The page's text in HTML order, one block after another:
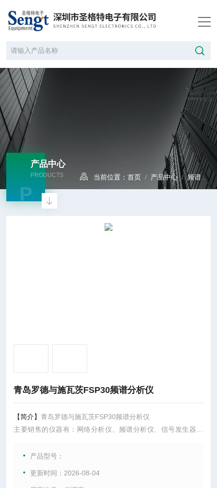
产品中心
PRODUCTS
P
当前位置：首页 / 产品中心/频谱分析仪
青岛罗德与施瓦茨FSP30频谱分析仪
【简介】青岛罗德与施瓦茨FSP30频谱分析仪
主要销售的仪器有：网络分析仪、频谱分析仪、信号发生器、
等。
产品型号：
更新时间：2026-08-04